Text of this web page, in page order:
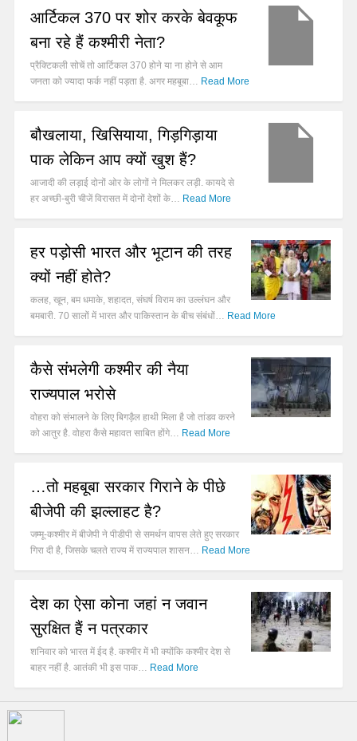
आर्टिकल 370 पर शोर करके बेवकूफ
बना रहे हैं कश्मीरी नेता?
प्रैक्टिकली सोचें तो आर्टिकल 370 होने या ना होने से आम
जनता को ज्यादा फर्क नहीं पड़ता है. अगर महबूबा… Read More
बौखलाया, खिसियाया, गिड़गिड़ाया
पाक लेकिन आप क्यों खुश हैं?
आजादी की लड़ाई दोनों ओर के लोगों ने मिलकर लड़ी. कायदे से
हर अच्छी-बुरी चीजें विरासत में दोनों देशों के… Read More
हर पड़ोसी भारत और भूटान की तरह
क्यों नहीं होते?
कलह, खून, बम धमाके, शहादत, संघर्ष विराम का उल्लंघन और
बमबारी. 70 सालों में भारत और पाकिस्तान के बीच संबंधों… Read More
कैसे संभलेगी कश्मीर की नैया
राज्यपाल भरोसे
वोहरा को संभालने के लिए बिगड़ैल हाथी मिला है जो तांडव करने
को आतुर है. वोहरा कैसे महावत साबित होंगे… Read More
…तो महबूबा सरकार गिराने के पीछे
बीजेपी की झल्लाहट है?
जम्मू-कश्मीर में बीजेपी ने पीडीपी से समर्थन वापस लेते हुए सरकार
गिरा दी है, जिसके चलते राज्य में राज्यपाल शासन… Read More
देश का ऐसा कोना जहां न जवान
सुरक्षित हैं न पत्रकार
शनिवार को भारत में ईद है. कश्मीर में भी क्योंकि कश्मीर देश से
बाहर नहीं है. आतंकी भी इस पाक… Read More